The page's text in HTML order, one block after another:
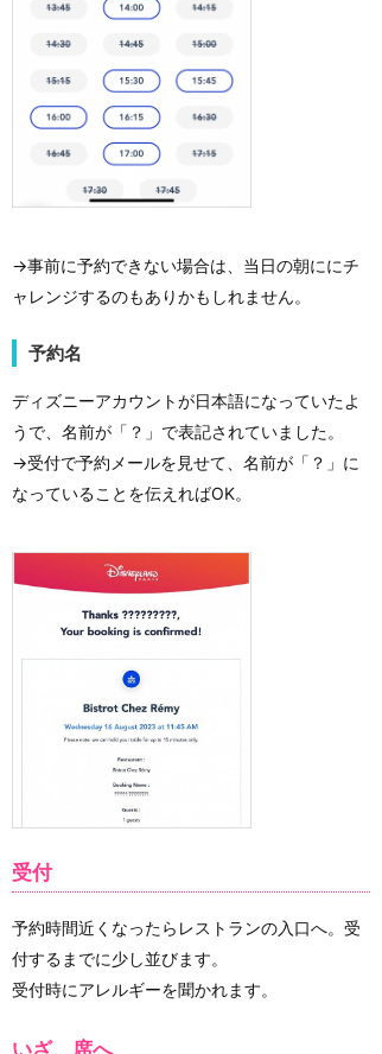
→事前に予約できない場合は、当日の朝ににチ
ャレンジするのもありかもしれません。
予約名
ディズニーアカウントが日本語になっていたよ
うで、名前が「？」で表記されていました。
→受付で予約メールを見せて、名前が「？」に
なっていることを伝えればOK。
受付
予約時間近くなったらレストランの入口へ。受
付するまでに少し並びます。
受付時にアレルギーを聞かれます。
いざ、席へ